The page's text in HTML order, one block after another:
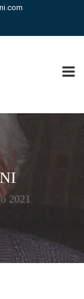
2021